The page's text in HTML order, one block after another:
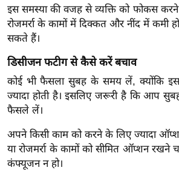
वु
ड
हॉ
ली
वु
ड
फि
स
मी
क्षा
इस समस्या की वजह से व्यक्ति को फोकस करने
रोजमर्रा के कामों में दिक्कत और नींद में कमी
सकते हैं।
डिसीजन फटीग से कैसे करें बचाव
कोई भी फैसला सुबह के समय लें, क्योंकि इस
ज्यादा होती है। इसलिए जरूरी है कि आप
फैसले लें।
अपने किसी काम को करने के लिए ज्यादा
या रोजमर्रा के कामों को सीमित ऑप्शन रखने
कंफ्यूजन न हो।